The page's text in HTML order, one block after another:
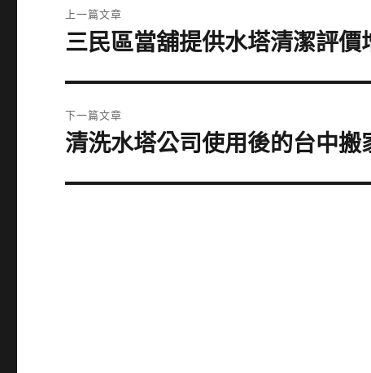
章
上一篇文章
上
篇
文
章:
三民區當舖提供水塔清潔評
下一篇文章
下
篇
清洗水塔公司使用後的台中